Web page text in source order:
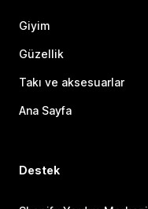
Giyim
Güzellik
Takı ve aksesuarlar
Ana Sayfa
Destek